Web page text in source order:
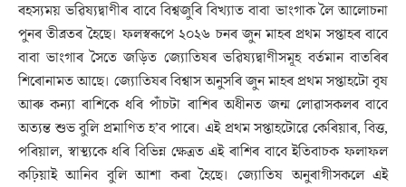
ৰহস্যময় ভৱিষ্যদ্বাণীৰ বাবে বিশ্বজুৰি বিখ্যাত বাবা ভাংগাক লৈ আলোচনা
পুনৰ তীব্ৰতৰ হৈছে। ফলস্বৰূপে ২০২৬ চনৰ জুন মাহৰ প্ৰথম সপ্তাহৰ বাবে
বাবা ভাংগাৰ সৈতে জড়িত জ্যোতিষৰ ভৱিষ্যদ্বাণীসমূহ বৰ্তমান বাতৰিৰ
শিৰোনামত আছে। জ্যোতিষৰ বিশ্বাস অনুসৰি জুন মাহৰ প্ৰথম সপ্তাহটো বৃষ
আৰু কন্যা ৰাশিকে ধৰি পাঁচটা ৰাশিৰ অধীনত জন্ম লোৱাসকলৰ বাবে
অত্যন্ত শুভ বুলি প্ৰমাণিত হ’ব পাৰে। এই প্ৰথম সপ্তাহটোৱে কেৰিয়াৰ, বিত্ত,
পৰিয়াল, স্বাস্থ্যকে ধৰি বিভিন্ন ক্ষেত্ৰত এই ৰাশিৰ বাবে ইতিবাচক ফলাফল
কঢ়িয়াই আনিব বুলি আশা কৰা হৈছে। জ্যোতিষ অনুৰাগীসকলে এই